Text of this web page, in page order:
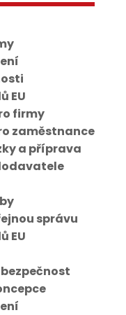
EU
firmy
zaměstnance
a příprava
správu
EU